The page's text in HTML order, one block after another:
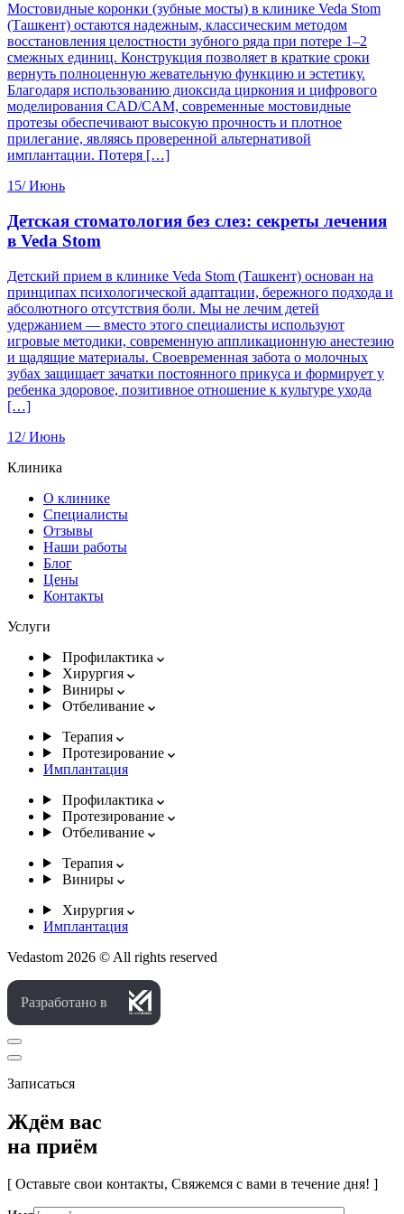
Мостовидные коронки (зубные мосты) в клинике Veda Stom
(Ташкент) остаются надежным, классическим методом
восстановления целостности зубного ряда при потере 1–2
смежных единиц. Конструкция позволяет в краткие сроки
вернуть полноценную жевательную функцию и эстетику.
Благодаря использованию диоксида циркония и цифрового
моделирования CAD/CAM, современные мостовидные
протезы обеспечивают высокую прочность и плотное
прилегание, являясь проверенной альтернативой
имплантации. Потеря […]
15/ Июнь
Детская стоматология без слез: секреты лечения
в Veda Stom
Детский прием в клинике Veda Stom (Ташкент) основан на
принципах психологической адаптации, бережного подхода и
абсолютного отсутствия боли. Мы не лечим детей
удержанием — вместо этого специалисты используют
игровые методики, современную аппликационную анестезию
и щадящие материалы. Своевременная забота о молочных
зубах защищает зачатки постоянного прикуса и формирует у
ребенка здоровое, позитивное отношение к культуре ухода
[…]
12/ Июнь
Клиника
О клинике
Специалисты
Отзывы
Наши работы
Блог
Цены
Контакты
Услуги
Профилактика
Хирургия
Виниры
Отбеливание
Терапия
Протезирование
Имплантация
Профилактика
Протезирование
Отбеливание
Терапия
Виниры
Хирургия
Имплантация
Vedastom 2026 © All rights reserved
Разработано в
Записаться
Ждём вас
на приём
[ Оставьте свои контакты, Свяжемся с вами в течение дня! ]